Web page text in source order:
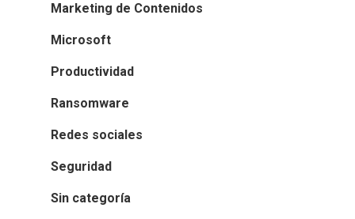
Marketing de Contenidos
Microsoft
Productividad
Ransomware
Redes sociales
Seguridad
Sin categoría